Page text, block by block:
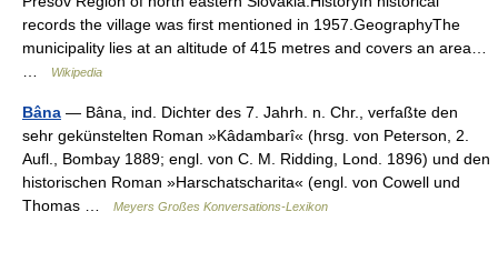
records the village was first mentioned in 1957.GeographyThe
municipality lies at an altitude of 415 metres and covers an area…
Wikipedia
Bâna — Bâna, ind. Dichter des 7. Jahrh. n. Chr., verfaßte den
sehr gekünstelten Roman »Kâdambarî« (hrsg. von Peterson, 2.
Aufl., Bombay 1889; engl. von C. M. Ridding, Lond. 1896) und den
historischen Roman »Harschatscharita« (engl. von Cowell und
Thomas …
Meyers Großes Konversations-Lexikon